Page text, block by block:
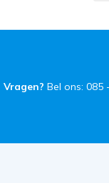
Vragen? Bel ons: 085